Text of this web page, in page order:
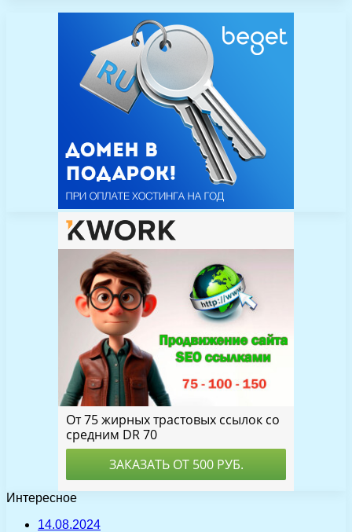
Интересное
14.08.2024